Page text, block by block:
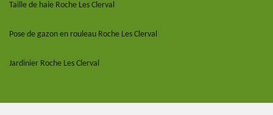
Taille de haie Roche Les Clerval
Pose de gazon en rouleau Roche Les Clerval
Jardinier Roche Les Clerval